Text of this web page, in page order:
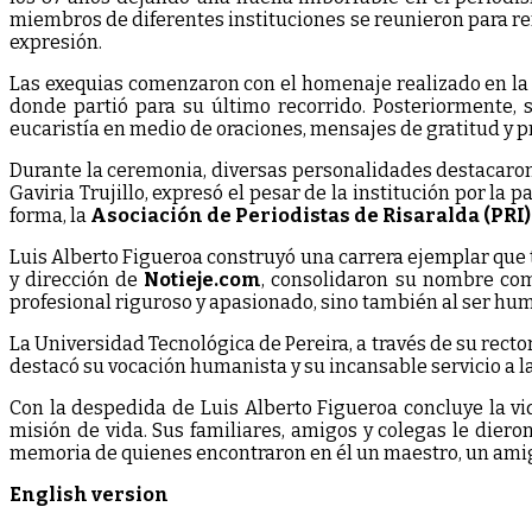
miembros de diferentes instituciones se reunieron para
expresión.
Las exequias comenzaron con el homenaje realizado en la
donde partió para su último recorrido. Posteriormente,
eucaristía en medio de oraciones, mensajes de gratitud y
Durante la ceremonia, diversas personalidades
Gaviria Trujillo, expresó el pesar de la institución por la
forma, la Asociación de Periodistas de Risaralda
Luis Alberto Figueroa construyó una carrera ejemplar
y dirección de Notieje.com, consolidaron su nombre
profesional riguroso y apasionado, sino también al ser
La Universidad Tecnológica de Pereira, a través de su
destacó su vocación humanista y su incansable servicio a
Con la despedida de Luis Alberto Figueroa concluye la
misión de vida. Sus familiares, amigos y colegas le
memoria de quienes encontraron en él un maestro, un
English version